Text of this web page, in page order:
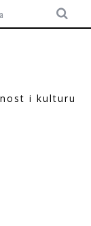
i kulturu